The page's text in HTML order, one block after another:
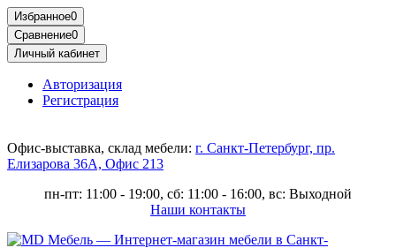
Избранное0
Сравнение0
Личный кабинет
Авторизация
Регистрация
Офис-выставка, склад мебели: г. Санкт-Петербург, пр.
Елизарова 36А, Офис 213
пн-пт: 11:00 - 19:00, сб: 11:00 - 16:00, вс: Выходной
Наши контакты